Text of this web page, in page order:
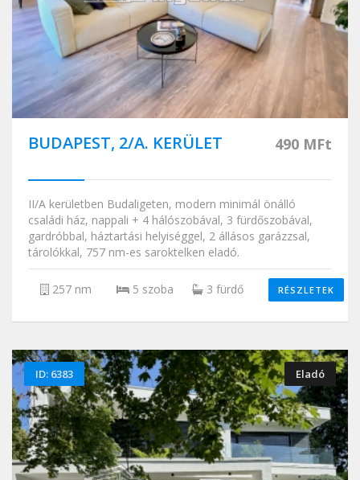
BUDAPEST, 2/A. KERÜLET 490 MFt
II/A kerületben Budaligeten, modern minimál önálló
családi ház, nappali + 4 hálószobával, 3 fürdőszobával,
gardróbbal, háztartási helyiséggel, 2 állásos garázzsal,
tárolókkal, 757 nm-es saroktelken eladó.
257 nm 5 szoba 3 fürdő RÉSZLETEK
ID: 6383 Eladó